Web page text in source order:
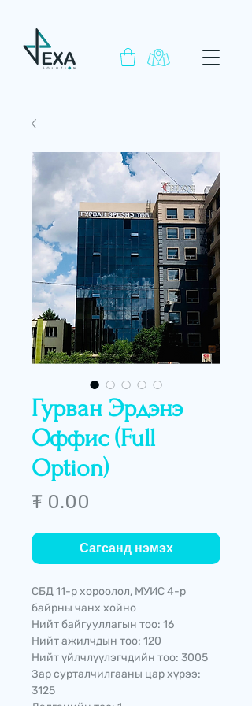
Гурван Эрдэнэ
Оффис (Full
Option)
₮ 0.00
Сагсанд нэмэх
СБД 11-р хороолол, МУИС 4-р
байрны чанх хойно
Нийт байгууллагын тоо: 16
Нийт ажилчдын тоо: 120
Нийт үйлчлүүлэгчдийн тоо: 3005
Зар сурталчилгааны цар хүрээ:
3125